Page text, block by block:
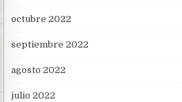
octubre 2022
septiembre 2022
agosto 2022
julio 2022